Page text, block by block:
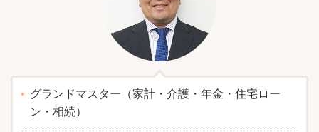
グランドマスター（家計・介護・年金・住宅ロー
ン・相続）